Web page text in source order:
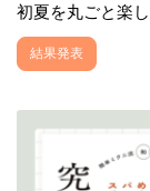
初夏を丸ごと楽
結果発表